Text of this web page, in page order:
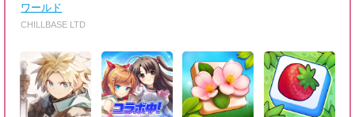
ワールド
CHILLBASE LTD